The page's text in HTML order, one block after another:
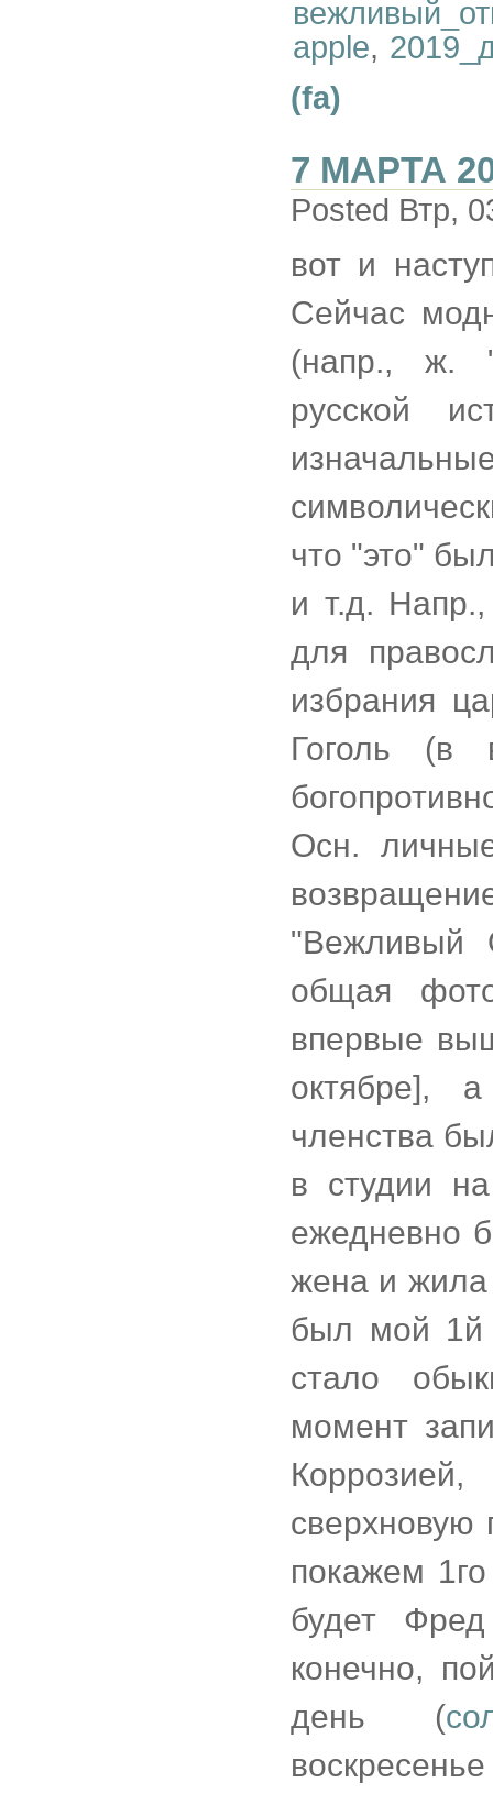
apple,
(fa)
7 МАРТА
Posted Втр,
вот и
Сейчас
(напр., ж.
русской
что "это"
и т.д.
для
избрания
Гоголь
Осн.
"Вежливый
общая
впервые
октябре],
членства
в студии
ежедневно
жена и жила
был мой 1й
стало
момент
сверхновую
покажем
будет
конечно,
день (